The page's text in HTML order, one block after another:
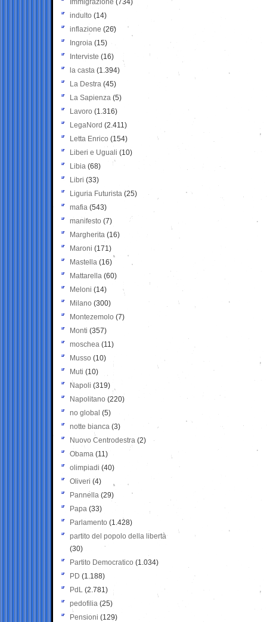
Immigrazione (734)
indulto (14)
inflazione (26)
Ingroia (15)
Interviste (16)
la casta (1.394)
La Destra (45)
La Sapienza (5)
Lavoro (1.316)
LegaNord (2.411)
Letta Enrico (154)
Liberi e Uguali (10)
Libia (68)
Libri (33)
Liguria Futurista (25)
mafia (543)
manifesto (7)
Margherita (16)
Maroni (171)
Mastella (16)
Mattarella (60)
Meloni (14)
Milano (300)
Montezemolo (7)
Monti (357)
moschea (11)
Musso (10)
Muti (10)
Napoli (319)
Napolitano (220)
no global (5)
notte bianca (3)
Nuovo Centrodestra (2)
Obama (11)
olimpiadi (40)
Oliveri (4)
Pannella (29)
Papa (33)
Parlamento (1.428)
partito del popolo della libertà
(30)
Partito Democratico (1.034)
PD (1.188)
PdL (2.781)
pedofilia (25)
Pensioni (129)